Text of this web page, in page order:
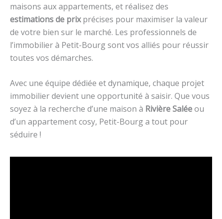
maisons aux appartements, et réalisez des
estimations de prixprécises pour maximiser la valeur
de votre bien sur le marché. Les professionnels de
l’immobilier à Petit-Bourg sont vos alliés pour réussir
toutes vos démarches.
Avec une équipe dédiée et dynamique, chaque projet
immobilier devient une opportunité à saisir. Que vous
soyez à la recherche d’une maison à Rivière Saléeou
d’un appartement cosy, Petit-Bourg a tout pour
séduire !